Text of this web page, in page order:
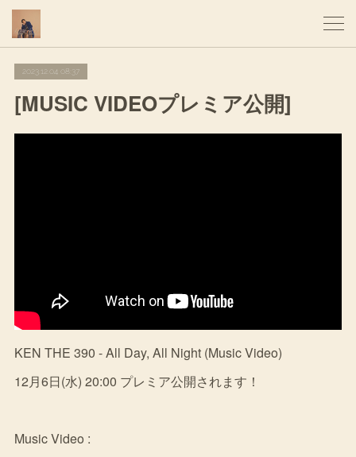
2023.12.04 08:37
[MUSIC VIDEOプレミア公開]
KEN THE 390 - All Day, All Night (Music Video)
12月6日(水) 20:00 プレミア公開されます！
Music Video :